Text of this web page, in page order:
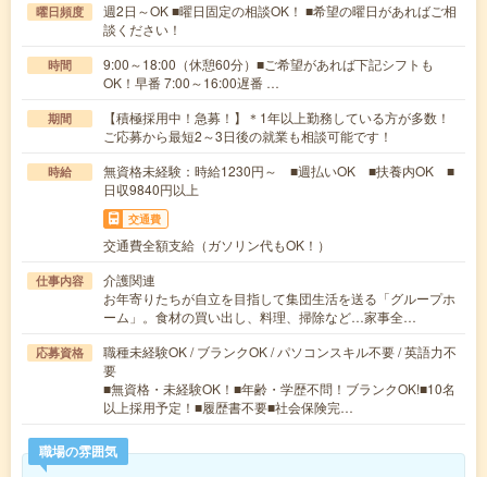
曜日頻度
週2日～OK ■曜日固定の相談OK！ ■希望の曜日があればご相
談ください！
時間
9:00～18:00（休憩60分）■ご希望があれば下記シフトも
OK！早番 7:00～16:00遅番 …
期間
【積極採用中！急募！】＊1年以上勤務している方が多数！
ご応募から最短2～3日後の就業も相談可能です！
時給
無資格未経験：時給1230円～ ■週払いOK ■扶養内OK ■
日収9840円以上
交通費
交通費全額支給（ガソリン代もOK！）
仕事内容
介護関連
お年寄りたちが自立を目指して集団生活を送る「グループホ
ーム」。食材の買い出し、料理、掃除など…家事全…
応募資格
職種未経験OK / ブランクOK / パソコンスキル不要 / 英語力不
要
■無資格・未経験OK！■年齢・学歴不問！ブランクOK!■10名
以上採用予定！■履歴書不要■社会保険完…
職場の雰囲気